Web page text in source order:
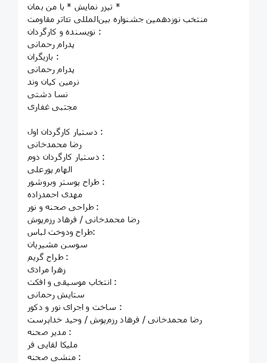
تیزر نمایش * با من بمان *
منتخب نوزدهمین جشنواره بین‌المللی تئاتر مقاومت
نویسنده و کارگردان :
پدرام رحمانی
بازیگران :
پدرام رحمانی
نرمین کیان وند
نسا دشتی
مجتبی غفاری
دستیار کارگردان اول :
رضا محمدخانی
دستیار کارگردان دوم :
الهام پورعلی
طراح پوستر و‌بروشور :
مهدی احمدزاده
طراحی صحنه و نور :
رضا محمدخانی / فرهاد رزم‌پوش
طراح و‌دوخت لباس:
سوسن مشیریان
طراح گریم :
زهرا مرادی
‌انتخاب موسیقی و افکت :
ستایش رحمانی
ساخت و اجرای نور و دکور :
رضا محمدخانی / فرهاد رزم‌پوش / وحید خداپرست
مدیر صحنه :
ملیکا لقایی فر
منشی صحنه :